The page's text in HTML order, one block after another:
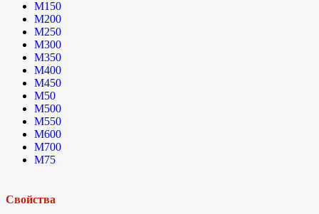
М150
М200
М250
М300
М350
М400
М450
М50
М500
М550
М600
М700
М75
Свойства